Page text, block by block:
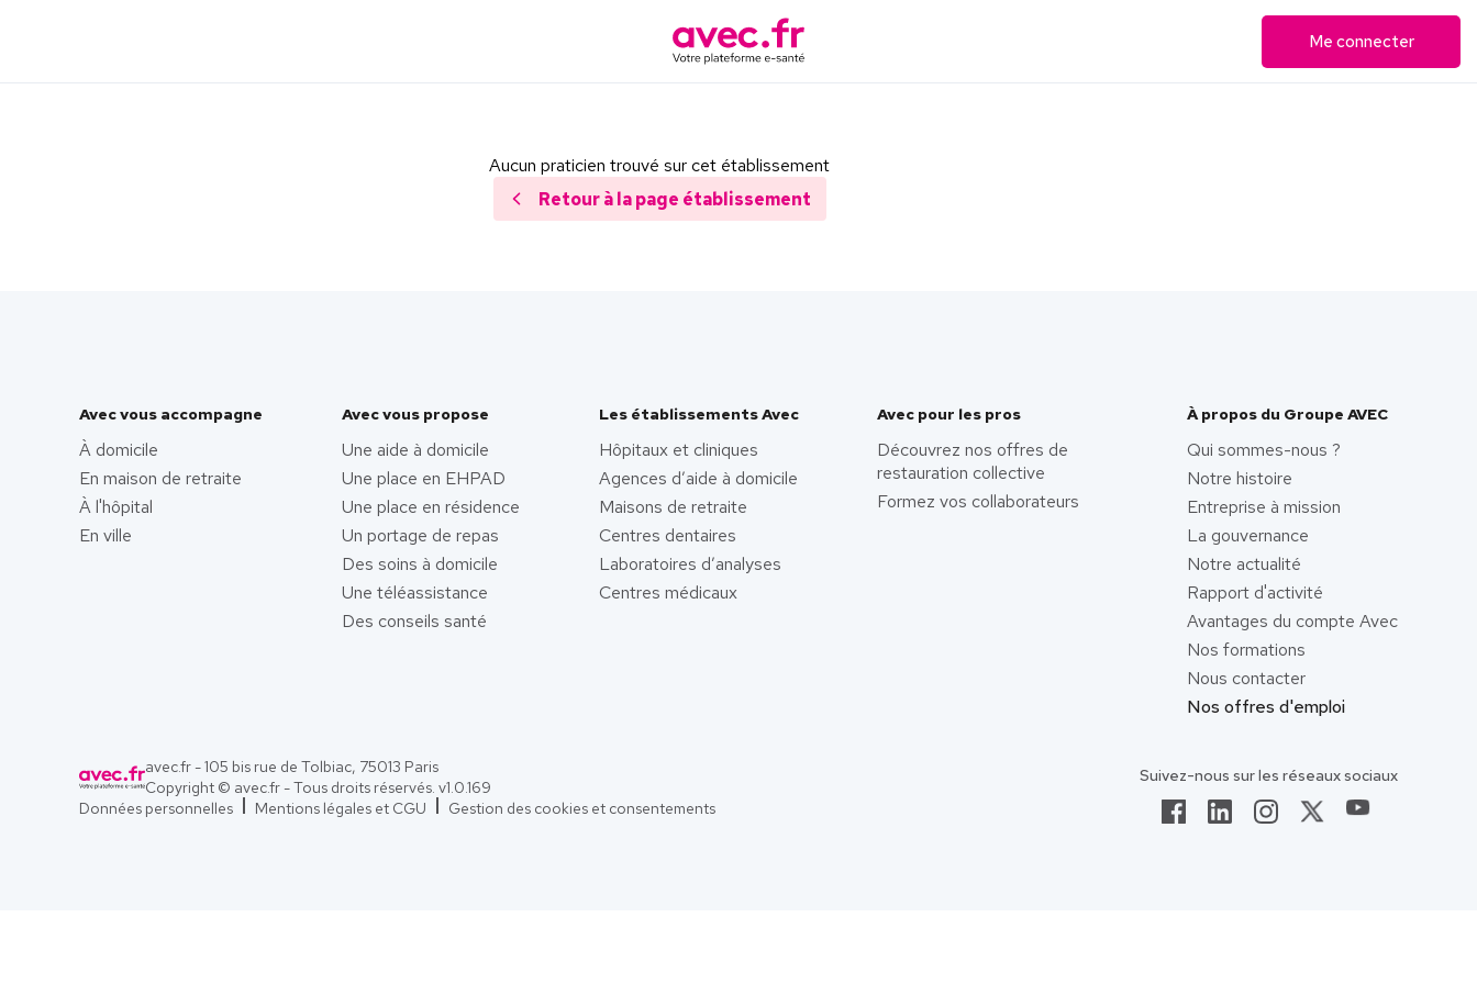
Me connecter
Aucun praticien trouvé sur cet établissement
Retour à la page établissement
Avec vous accompagne
À domicile
En maison de retraite
À l'hôpital
En ville
Avec vous propose
Une aide à domicile
Une place en EHPAD
Une place en résidence
Un portage de repas
Des soins à domicile
Une téléassistance
Des conseils santé
Les établissements Avec
Hôpitaux et cliniques
Agences d’aide à domicile
Maisons de retraite
Centres dentaires
Laboratoires d’analyses
Centres médicaux
Avec pour les pros
Découvrez nos offres de
restauration collective
Formez vos collaborateurs
À propos du Groupe AVEC
Qui sommes-nous ?
Notre histoire
Entreprise à mission
La gouvernance
Notre actualité
Rapport d'activité
Avantages du compte Avec
Nos formations
Nous contacter
Nos offres d'emploi
avec.fr - 105 bis rue de Tolbiac, 75013 Paris
Copyright © avec.fr - Tous droits réservés. v1.0.169
Données personnelles
Mentions légales et CGU Gestion des cookies et consentements
Suivez-nous sur les réseaux sociaux